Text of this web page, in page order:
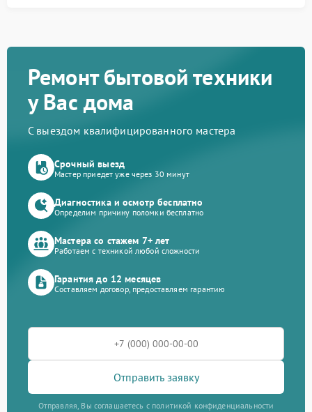
Ремонт бытовой техники
у Вас дома
С выездом квалифицированного мастера
Срочный выезд
Мастер приедет уже через 30 минут
Диагностика и осмотр бесплатно
Определим причину поломки бесплатно
Мастера со стажем 7+ лет
Работаем с техникой любой сложности
Гарантия до 12 месяцев
Составляем договор, предоставляем гарантию
Отправить заявку
Отправляя, Вы соглашаетесь с политикой конфиденциальности